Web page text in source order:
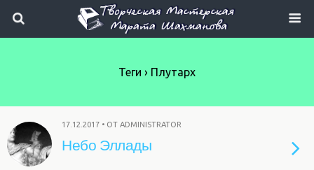
Теги › Плутарх
17.12.2017 • ОТ ADMINISTRATOR
Небо Эллады